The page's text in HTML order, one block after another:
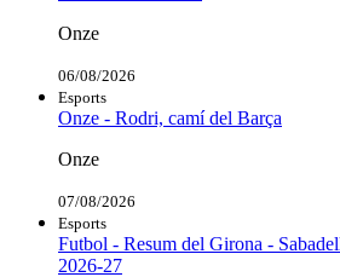
Onze
06/08/2026
Esports
Onze - Rodri, camí del Barça
Onze
07/08/2026
Esports
Futbol - Resum del Girona -
2026-27